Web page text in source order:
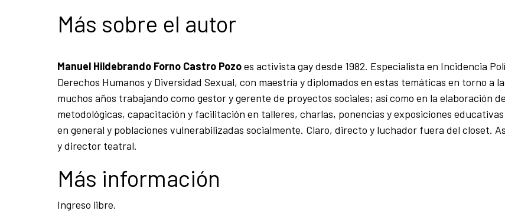
Más sobre el autor
Manuel Hildebrando Forno Castro Pozoes activista gay desde 1982. Especialista en Incidencia
Derechos Humanos y Diversidad Sexual, con maestría y diplomados en estas temáticas en torno a
muchos años trabajando como gestor y gerente de proyectos sociales; así como en la elaboración
metodológicas, capacitación y facilitación en talleres, charlas, ponencias y exposiciones
en general y poblaciones vulnerabilizadas socialmente. Claro, directo y luchador fuera del closet.
y director teatral.
Más información
Ingreso libre.